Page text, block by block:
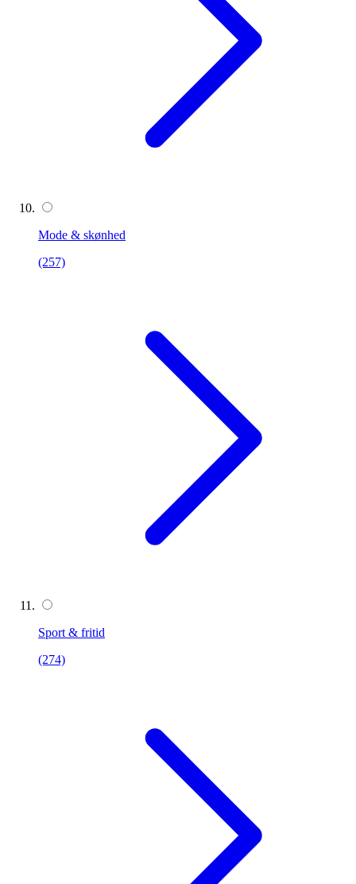
Mode & skønhed
(257)
Sport & fritid
(274)